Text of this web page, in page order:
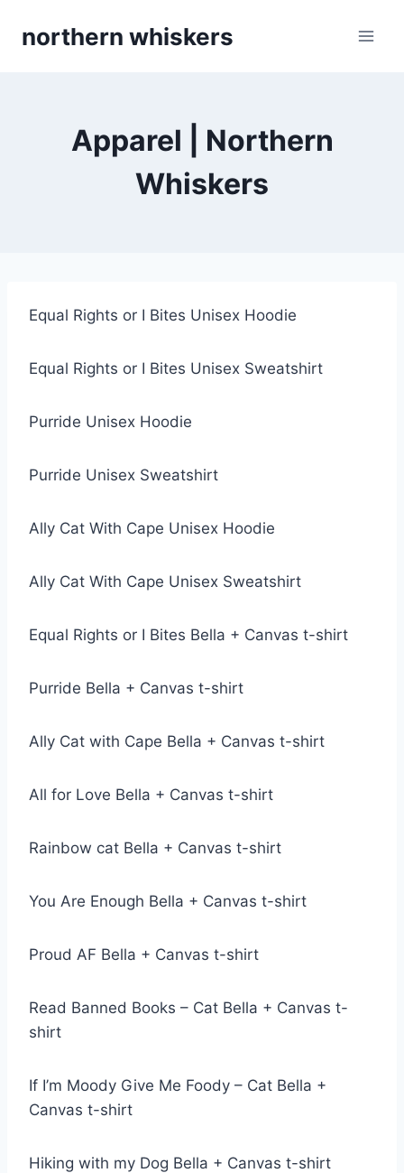
northern whiskers
Apparel | Northern
Whiskers
Equal Rights or I Bites Unisex Hoodie
Equal Rights or I Bites Unisex Sweatshirt
Purride Unisex Hoodie
Purride Unisex Sweatshirt
Ally Cat With Cape Unisex Hoodie
Ally Cat With Cape Unisex Sweatshirt
Equal Rights or I Bites Bella + Canvas t-shirt
Purride Bella + Canvas t-shirt
Ally Cat with Cape Bella + Canvas t-shirt
All for Love Bella + Canvas t-shirt
Rainbow cat Bella + Canvas t-shirt
You Are Enough Bella + Canvas t-shirt
Proud AF Bella + Canvas t-shirt
Read Banned Books – Cat Bella + Canvas t-
shirt
If I’m Moody Give Me Foody – Cat Bella +
Canvas t-shirt
Hiking with my Dog Bella + Canvas t-shirt